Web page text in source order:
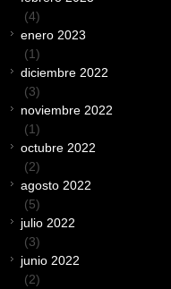
(4)
enero 2023
(1)
diciembre 2022
(3)
noviembre 2022
(1)
octubre 2022
(2)
agosto 2022
(5)
julio 2022
(3)
junio 2022
(2)